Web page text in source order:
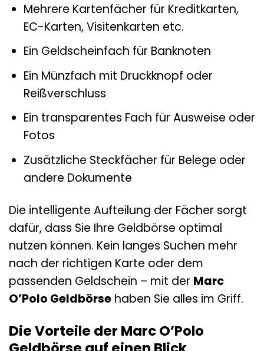
Mehrere Kartenfächer für Kreditkarten,
EC-Karten, Visitenkarten etc.
Ein Geldscheinfach für Banknoten
Ein Münzfach mit Druckknopf oder
Reißverschluss
Ein transparentes Fach für Ausweise oder
Fotos
Zusätzliche Steckfächer für Belege oder
andere Dokumente
Die intelligente Aufteilung der Fächer sorgt
dafür, dass Sie Ihre Geldbörse optimal
nutzen können. Kein langes Suchen mehr
nach der richtigen Karte oder dem
passenden Geldschein – mit der Marc
O’Polo Geldbörse haben Sie alles im Griff.
Die Vorteile der Marc O’Polo